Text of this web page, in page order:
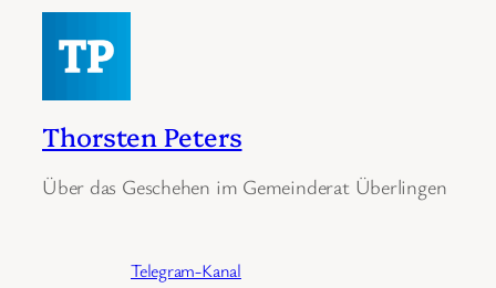
Thorsten Peters
Über das Geschehen im Gemeinderat Überlingen
Telegram-Kanal